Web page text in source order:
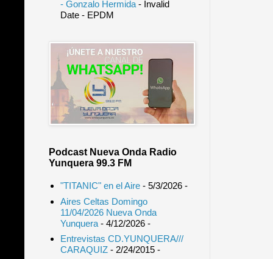
- Gonzalo Hermida- Invalid
Date- EPDM
Podcast Nueva Onda Radio
Yunquera 99.3 FM
"TITANIC" en el Aire- 5/3/2026-
Aires Celtas Domingo
11/04/2026 Nueva Onda
Yunquera- 4/12/2026-
Entrevistas CD.YUNQUERA///
CARAQUIZ- 2/24/2015-